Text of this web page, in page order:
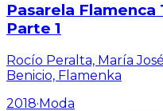
Pasarela Flamenca
Parte 1
Rocío Peralta, María
Benicio, Flamenka
2018·Moda